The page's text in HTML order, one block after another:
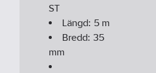
ST
Längd: 5m
Bredd: 35
mm